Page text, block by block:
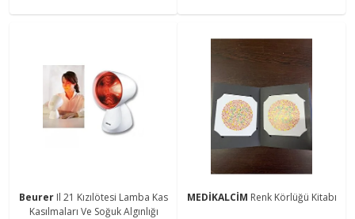
Beurer Il 21 Kızılötesi Lamba Kas
Kasılmaları Ve Soğuk Algınlığı
MEDİKALCİM Renk Körlüğü Kitabı